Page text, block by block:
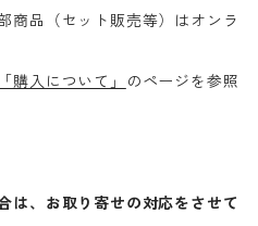
商品（セット販売等）はオンラ
「購入について」
のページを参照
は、お取り寄せの対応をさせて